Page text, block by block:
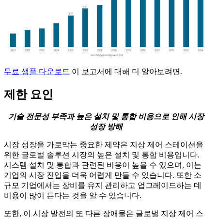
무료 샘플 다운로드 이 보고서에 대해 더 알아보려면.
제한 요인
기술 전문성 부족과 높은 설치 및 통합 비용으로 인해 시장
성장 방해
시장 성장을 가로막는 중요한 제약은 지상 제어 스테이션을
위한 글로벌 솔루션 시장의 높은 설치 및 통합 비용입니다.
시스템 설치 및 통합과 관련된 비용이 높을 수 있으며, 이는
기업의 시장 진입을 더욱 어렵게 만들 수 있습니다. 또한 소
규모 기업에서는 장비를 유지 관리하고 업그레이드하는 데
비용이 많이 든다는 것을 알 수 있습니다.
또한, 이 시장 발전의 또 다른 장애물은 글로벌 지상 제어 스